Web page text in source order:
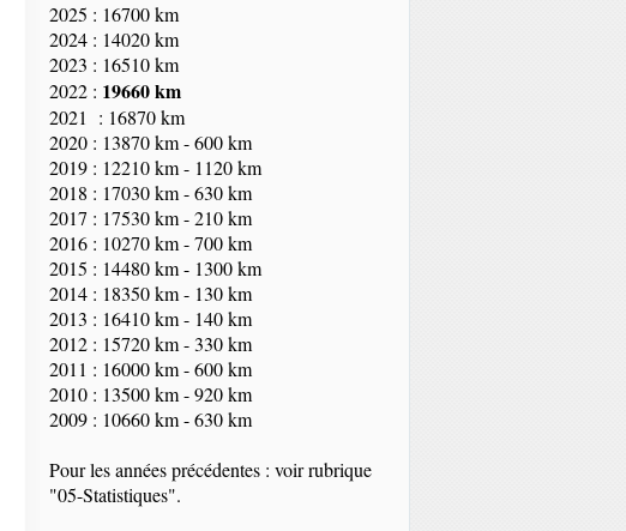
2025 : 16700 km
2024 : 14020 km
2023 : 16510 km
2022 : 19660 km
2021 : 16870 km
2020 : 13870 km - 600 km
2019 : 12210 km - 1120 km
2018 : 17030 km - 630 km
2017 : 17530 km - 210 km
2016 : 10270 km - 700 km
2015 : 14480 km - 1300 km
2014 : 18350km- 130 km
2013 : 16410 km - 140 km
2012 : 15720 km - 330 km
2011 : 16000 km - 600 km
2010 : 13500 km - 920 km
2009 : 10660 km - 630 km
Pour les années précédentes : voir rubrique
"05-Statistiques".